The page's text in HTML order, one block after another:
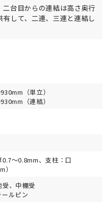
台目からの連結は高さ奥行
して、二連、三連と連結し
（単立）
（連結）
～0.8mm、支柱：口
）
、中棚受
ルピン